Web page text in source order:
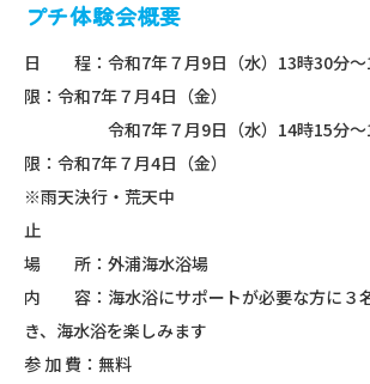
プチ体験会概要
日 程：令和7年７月9日（水）13時30分
限：令和7年７月4日（金）
令和7年７月9日（水）14時15分～
限：令和7年７月4日（金）
※雨天決行・荒天中
止
場 所：外浦海水浴場
内 容：海水浴にサポートが必要な方に３
き、海水浴を楽しみます
参 加 費：無料